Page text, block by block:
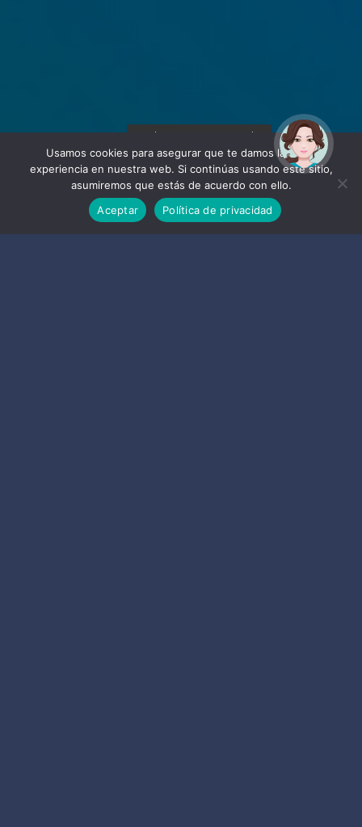
Usamos cookies para asegurar que te damos la mejor
experiencia en nuestra web. Si continúas usando este sitio,
asumiremos que estás de acuerdo con ello.
Aceptar
Política de privacidad
¡Hola! Soy Noy. ¿Puedo
ayudarte?